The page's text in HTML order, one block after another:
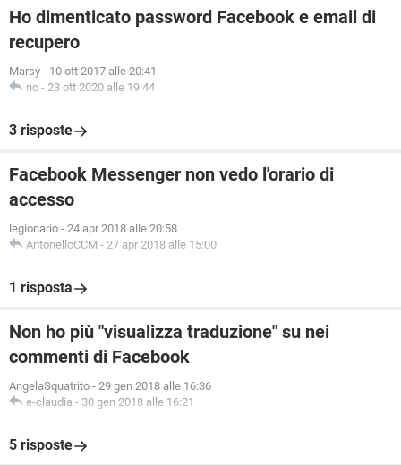
Ho dimenticato password Facebook e email di
recupero
Marsy - 10 ott 2017 alle 20:41
no - 23 ott 2020 alle 19:44
3 risposte
Facebook Messenger non vedo l'orario di
accesso
legionario - 24 apr 2018 alle 20:58
AntonelloCCM - 27 apr 2018 alle 15:00
1 risposta
Non ho più "visualizza traduzione" su nei
commenti di Facebook
AngelaSquatrito - 29 gen 2018 alle 16:36
e-claudia - 30 gen 2018 alle 16:21
5 risposte